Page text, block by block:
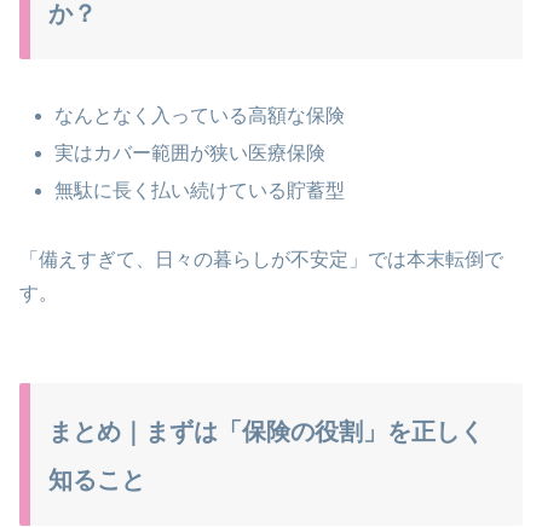
か？
なんとなく入っている高額な保険
実はカバー範囲が狭い医療保険
無駄に長く払い続けている貯蓄型
「備えすぎて、日々の暮らしが不安定」では本末転倒で
す。
まとめ｜まずは「保険の役割」を正しく
知ること